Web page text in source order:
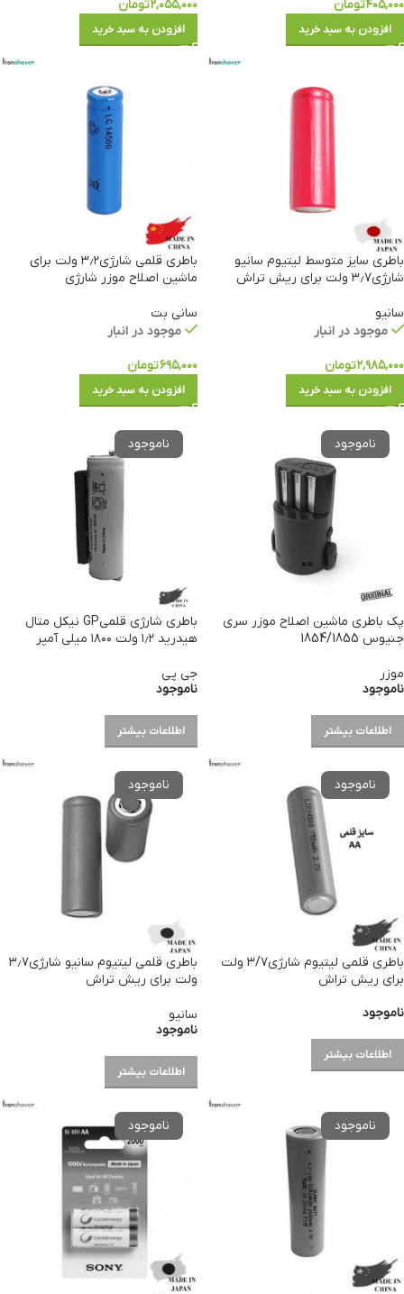
۴۰۵,۰۰۰تومان
افزودن به سبد خرید
۲,۰۵۵,۰۰۰تومان
افزودن به سبد خرید
باطری سایز متوسط لیتیوم سانیو
شارژی۳٫۷ ولت برای ریش تراش
سانیو
موجود در انبار
۲,۹۸۵,۰۰۰تومان
افزودن به سبد خرید
باطری قلمی شارژی۳٫۲ ولت برای
ماشین اصلاح موزر شارژی
سانی بت
موجود در انبار
۶۹۵,۰۰۰تومان
افزودن به سبد خرید
پک باطری ماشین اصلاح موزر سری
جنیوس 1854/1855
موزر
ناموجود
اطلاعات بیشتر
باطری شارژی قلمیGP نیکل متال
هیدرید ۱٫۲ ولت ۱۸۰۰ میلی آمپر
جی پی
ناموجود
اطلاعات بیشتر
باطری قلمی لیتیوم شارژی۳/۷ ولت
برای ریش تراش
ناموجود
اطلاعات بیشتر
باطری قلمی لیتیوم سانیو شارژی۳٫۷
ولت برای ریش تراش
سانیو
ناموجود
اطلاعات بیشتر